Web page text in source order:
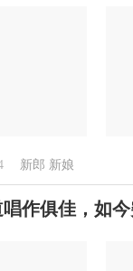
新郎 新娘
作俱佳，如